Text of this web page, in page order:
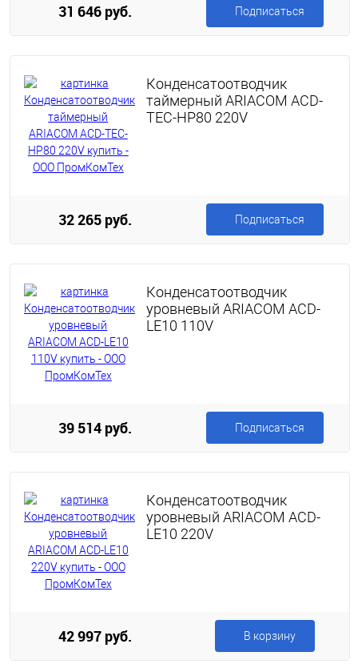
31 646 руб. Подписаться
Конденсатоотводчик
таймерный ARIACOM ACD-
TEC-HP80 220V
32 265 руб. Подписаться
Конденсатоотводчик
уровневый ARIACOM ACD-
LE10 110V
39 514 руб. Подписаться
Конденсатоотводчик
уровневый ARIACOM ACD-
LE10 220V
42 997 руб. В корзину